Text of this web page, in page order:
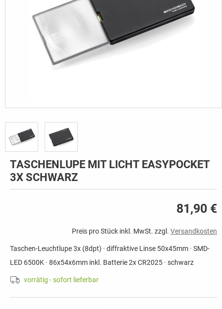
TASCHENLUPE MIT LICHT EASYPOCKET
3X SCHWARZ
81,90 €
Preis pro Stück inkl. MwSt. zzgl. Versandkosten
Taschen-Leuchtlupe 3x (8dpt) · diffraktive Linse 50x45mm · SMD-
LED 6500K · 86x54x6mm inkl. Batterie 2x CR2025 · schwarz
vorrätig - sofort lieferbar